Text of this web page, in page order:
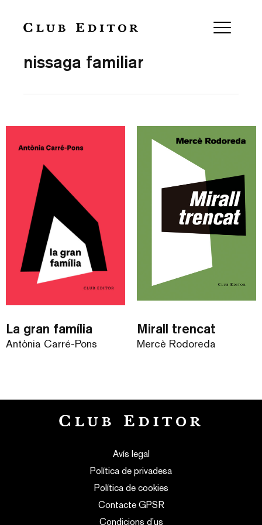
nissaga familiar
La gran família
Antònia Carré-Pons
Mirall trencat
Mercè Rodoreda
Avís legal
Política de privadesa
Política de cookies
Contacte GPSR
Condicions d’us